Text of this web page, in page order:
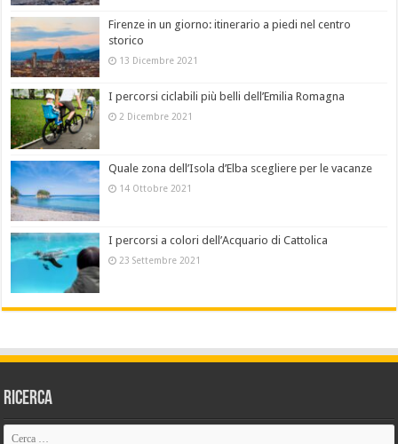
Firenze in un giorno: itinerario a piedi nel centro
storico
13 Dicembre 2021
I percorsi ciclabili più belli dell’Emilia Romagna
2 Dicembre 2021
Quale zona dell’Isola d’Elba scegliere per le vacanze
14 Ottobre 2021
I percorsi a colori dell’Acquario di Cattolica
23 Settembre 2021
Ricerca